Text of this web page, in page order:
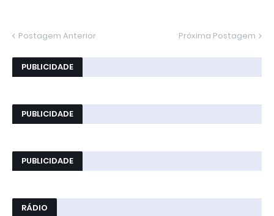
Postagem Anterior Próxima Postagem
PUBLICIDADE
PUBLICIDADE
PUBLICIDADE
RÁDIO